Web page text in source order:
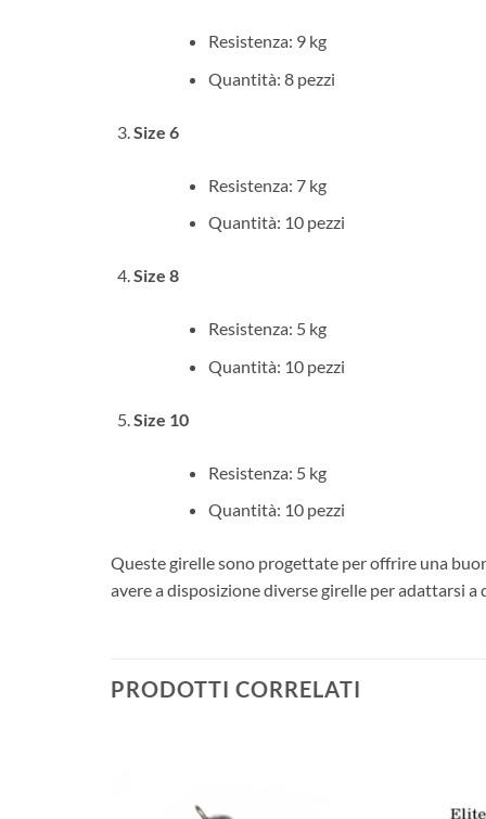
Resistenza: 9 kg
Quantità: 8 pezzi
Size 6
Resistenza: 7 kg
Quantità: 10 pezzi
Size 8
Resistenza: 5 kg
Quantità: 10 pezzi
Size 10
Resistenza: 5 kg
Quantità: 10 pezzi
Queste girelle sono progettate per offrire una
avere a disposizione diverse girelle per adattarsi
PRODOTTI CORRELATI